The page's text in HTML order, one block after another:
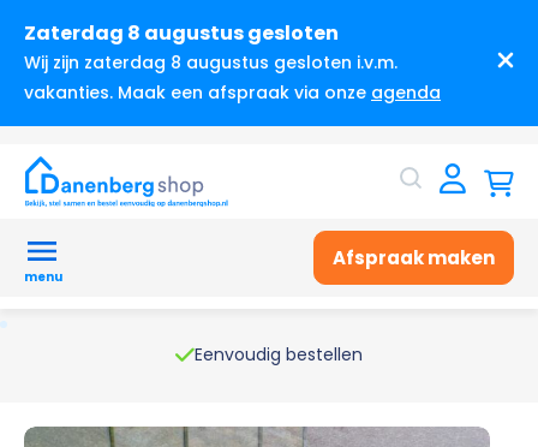
Zaterdag 8 augustus gesloten
Wij zijn zaterdag 8 augustus gesloten i.v.m.
vakanties. Maak een afspraak via onze agenda
menu
Afspraak maken
Eenvoudig bestellen